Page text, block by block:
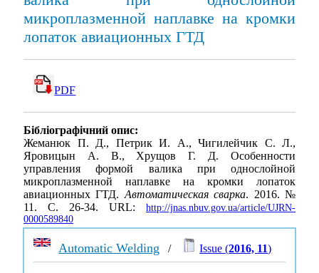
микроплазменной наплавке на кромки
лопаток авиационных ГТД
PDF
Бібліографічний опис:
Жеманюк П. Д., Петрик И. А., Чигилейчик С. Л.,
Яровицын А. В., Хрущов Г. Д. Особенности
управления формой валика при однослойной
микроплазменной наплавке на кромки лопаток
авиационных ГТД.Автоматическая сварка. 2016. №
11. С. 26-34. URL: http://jnas.nbuv.gov.ua/article/UJRN-
0000589840
Automatic Welding / Issue (2016, 11)